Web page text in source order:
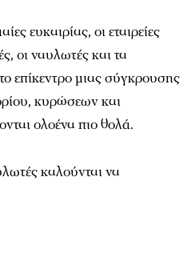
ευκαιρίας, οι εταιρείες
οι ναυλωτές και τα
επίκεντρο μιας σύγκρουσης
κυρώσεων και
ολοένα πιο θολά.
καλούνται να